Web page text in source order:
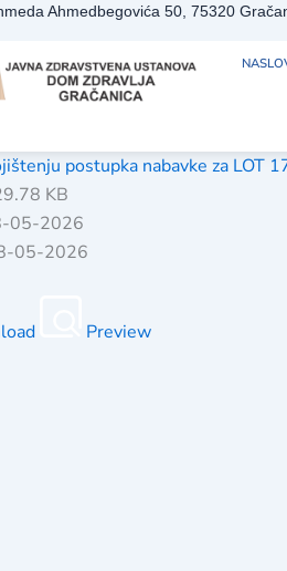
Ahmedbegovića 50, 75320
postupka nabavke za LOT
KB
05-2026
05-2026
Preview